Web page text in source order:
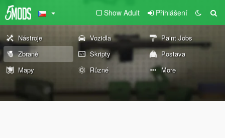
Show Adult Přihlášení
Nástroje Vozidla
Paint Jobs
Zbraně
Skripty
Postava
Mapy
Různé More